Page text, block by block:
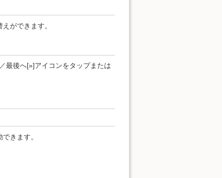
ができます。
最後へ[»]アイコンをタップまたは
きます。